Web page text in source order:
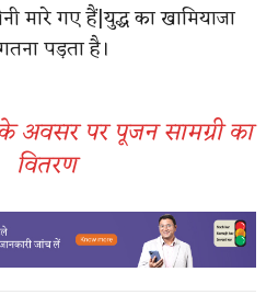
मारे गए हैं​|युद्ध का खामियाजा
पड़ता है।
अवसर पर पूजन सामग्री का
वितरण